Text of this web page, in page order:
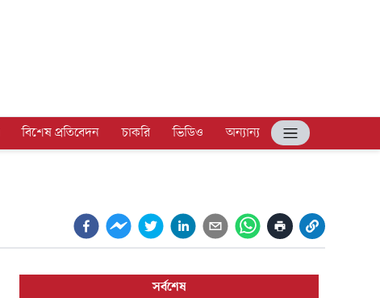
বিশেষ প্রতিবেদন চাকরি ভিডিও
অন্যান্য
সর্বশেষ